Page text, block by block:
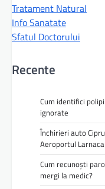
Tratament Natural
Info Sanatate
Sfatul Doctorului
Recente
Cum identifici
ignorate
Închirieri auto
Aeroportul Larnaca
Cum recunoști
mergi la medic?